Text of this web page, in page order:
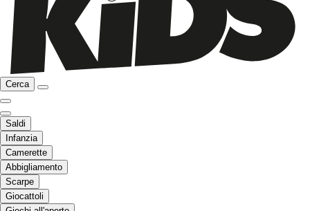
Cerca
Saldi
Infanzia
Camerette
Abbigliamento
Scarpe
Giocattoli